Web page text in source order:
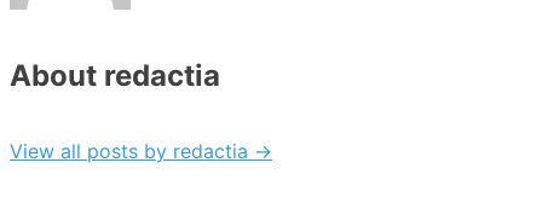
About redactia
View all posts by redactia →